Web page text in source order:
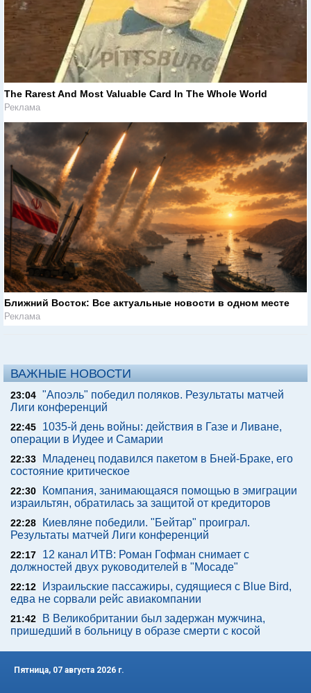
The Rarest And Most Valuable Card In The Whole World
Реклама
Ближний Восток: Все актуальные новости в одном месте
Реклама
ВАЖНЫЕ НОВОСТИ
23:04 "Апоэль" победил поляков. Результаты матчей
Лиги конференций
22:45
1035-й день войны: действия в Газе и Ливане,
операции в Иудее и Самарии
22:33
Младенец подавился пакетом в Бней-Браке, его
состояние критическое
22:30
Компания, занимающаяся помощью в эмиграции
израильтян, обратилась за защитой от кредиторов
22:28
Киевляне победили. "Бейтар" проиграл.
Результаты матчей Лиги конференций
22:17
12 канал ИТВ: Роман Гофман снимает с
должностей двух руководителей в "Мосаде"
22:12
Израильские пассажиры, судящиеся с Blue Bird,
едва не сорвали рейс авиакомпании
21:42
В Великобритании был задержан мужчина,
пришедший в больницу в образе смерти с косой
Пятница, 07 августа 2026 г.